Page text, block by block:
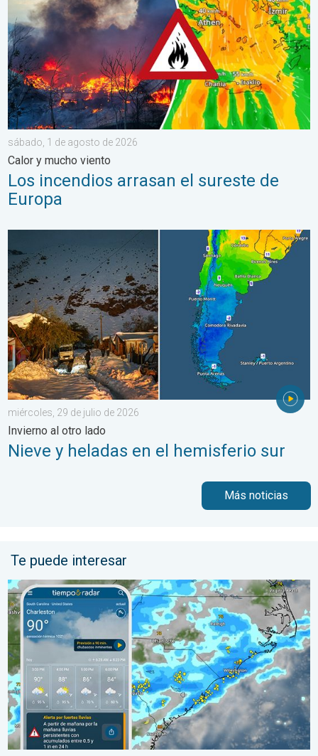
sábado, 1 de agosto de 2026
Calor y mucho viento
Los incendios arrasan el sureste de
Europa
Nieve y heladas en el hemisferio sur. Invierno al otro lado. . .
miércoles, 29 de julio de 2026
Invierno al otro lado
Nieve y heladas en el hemisferio sur
Más noticias
Te puede interesar
El episodio de lluvias que se ha prolongado durante varios